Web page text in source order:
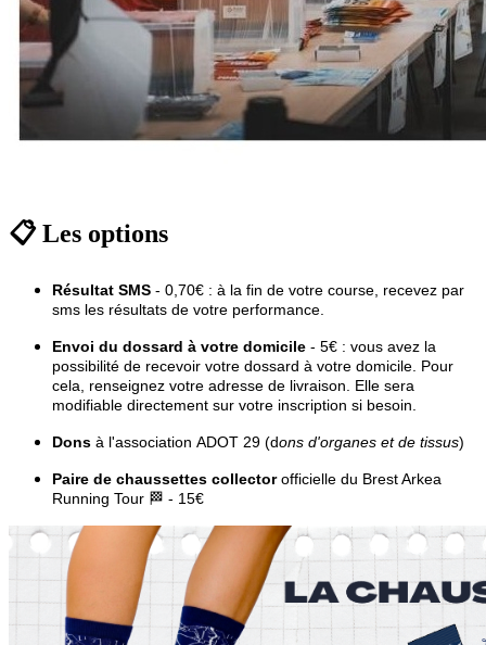
📋 Les options
Résultat SMS - 0,70€ : à la fin de votre course, recevez par
sms les résultats de votre performance.
Envoi du dossard à votre domicile - 5€ : vous avez la
possibilité de recevoir votre dossard à votre domicile. Pour
cela, renseignez votre adresse de livraison. Elle sera
modifiable directement sur votre inscription si besoin.
Dons à l'association ADOT 29 (dons d'organes et de tissus)​
Paire de chaussettes collectorofficielle du Brest Arkea
Running Tour 🏁 - 15€